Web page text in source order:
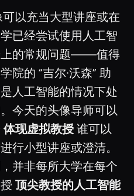
以充当大型讲座或在
已经尝试使用人工智
上的常规问题——值得
院的 “吉尔·沃森” 助
人工智能的情况下处
今天的头像导师可以
体现虚拟教授 谁可以
行小型讲座或澄清。
并非每所大学在每个
顶尖教授的人工智能